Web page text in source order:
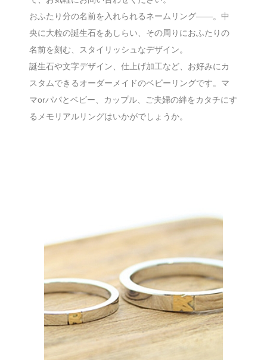
おふたり分の名前を入れられるネームリング――。中
央に大粒の誕生石をあしらい、その周りにおふたりの
名前を刻む、スタイリッシュなデザイン。
誕生石や文字デザイン、仕上げ加工など、お好みにカ
スタムできるオーダーメイドのベビーリングです。マ
マorパパとベビー、カップル、ご夫婦の絆をカタチにす
るメモリアルリングはいかがでしょうか。